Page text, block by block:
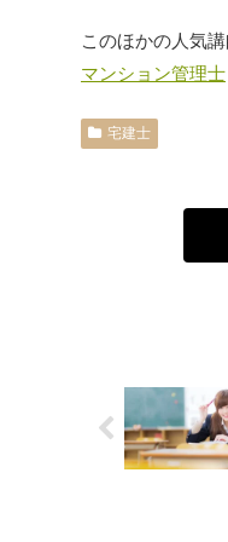
このほかの人気
マンション管理士
宅建士